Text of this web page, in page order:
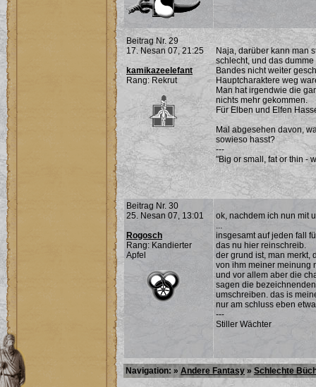
Beitrag Nr. 29
17. Nesan 07, 21:25
kamikazeelefant
Rang: Rekrut
Naja, darüber kann man
schlecht, und das
Bandes nicht weiter
Hauptcharaktere weg
Man hat irgendwie die
nichts mehr gekommen.
Für Elben und Elfen
Mal abgesehen davon,
sowieso hasst?
---
"Big or small, fat or thin -
Beitrag Nr. 30
25. Nesan 07, 13:01
Rogosch
Rang: Kandierter
Apfel
ok, nachdem ich nun mit
...
insgesamt auf jeden fall
das nu hier reinschreib.
der grund ist, man merkt,
von ihm meiner meinung
und vor allem aber die
sagen die
umschreiben. das is
nur am schluss eben
---
Stiller Wächter
Navigation: » Andere Fantasy » Schlechte